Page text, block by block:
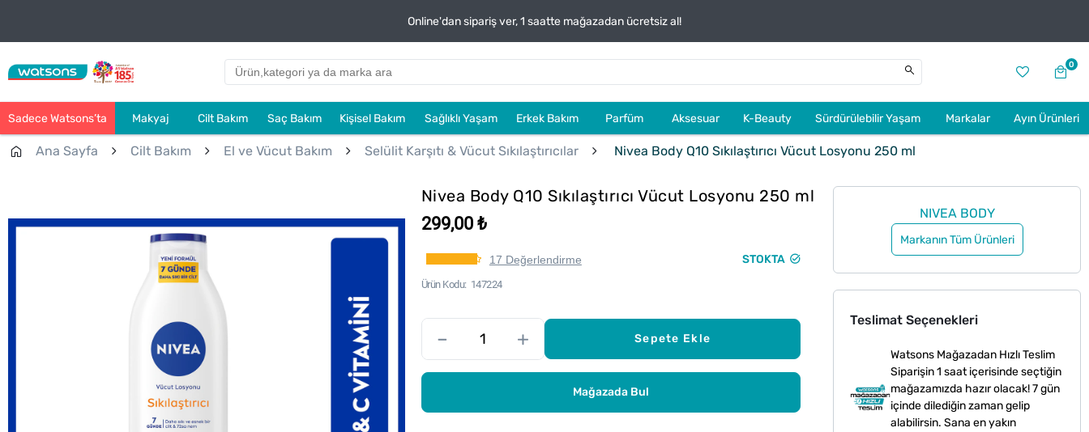
Online'dan sipariş ver, 1 saatte mağazadan ücretsiz al!
0
Sadece Watsons’ta Makyaj Cilt Bakım Saç Bakım Kişisel Bakım Sağlıklı Yaşam Erkek Bakım Parfüm Aksesuar K-Beauty Sürdürülebilir Yaşam Markalar Ayın Ürünleri
Ana Sayfa Cilt Bakım El ve Vücut Bakım Selülit Karşıtı & Vücut Sıkılaştırıcılar Nivea Body Q10 Sıkılaştırıcı Vücut Losyonu 250 ml
Nivea Body Q10 Sıkılaştırıcı Vücut Losyonu 250 ml
299,00 ₺
17 Değerlendirme STOKTA
Ürün Kodu 147224
– + Sepete Ekle
Mağazada Bul
NIVEA BODY
Markanın Tüm Ürünleri
Teslimat Seçenekleri
Watsons Mağazadan Hızlı Teslim
Siparişin 1 saat içerisinde seçtiğin
mağazamızda hazır olacak! 7 gün
içinde dilediğin zaman gelip
alabilirsin. Sana en yakın